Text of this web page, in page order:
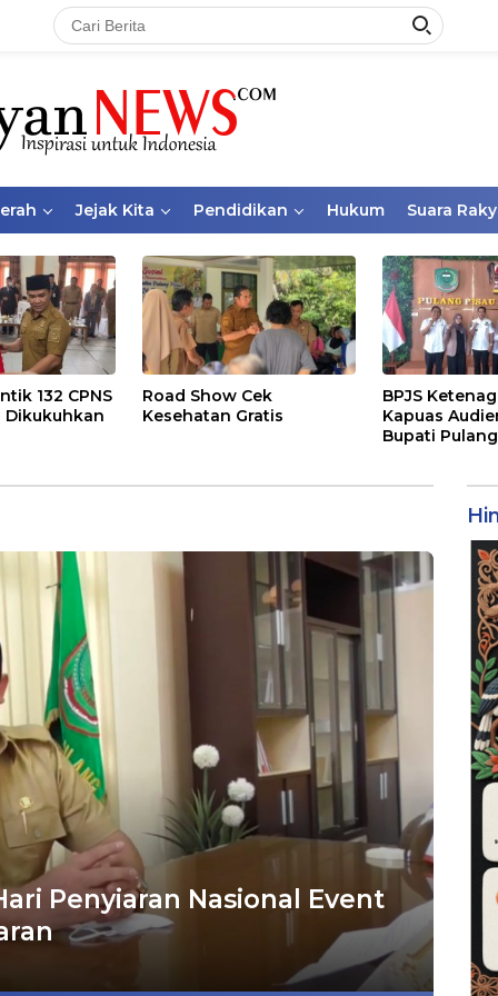
Jejak Kita Pendidikan Hukum Suara
132 CPNS
Dikukuhkan
Road Show Cek
Kesehatan Gratis
BPJS
Kapuas
Bupati
Penyiaran Nasional Event